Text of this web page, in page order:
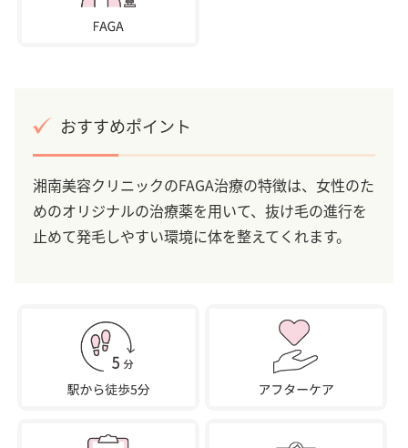
おすすめポイント
湘南美容クリニックのFAGA治療の特徴は、女性のた
めのオリジナルの治療薬を用いて、抜け毛の進行を
止めて発毛しやすい環境に体を整えてくれます。